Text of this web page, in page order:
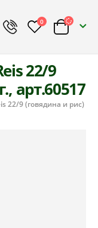
0
22/9
арт.60517
22/9 (говядина и рис)